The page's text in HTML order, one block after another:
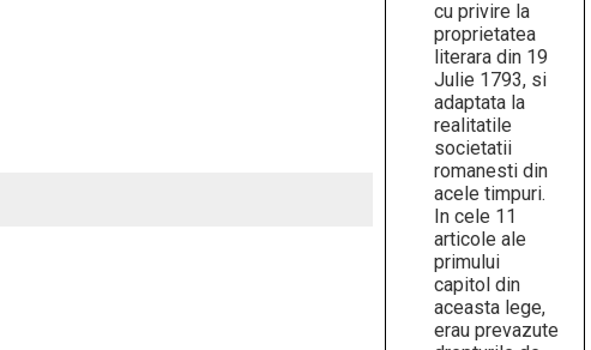
cu privire la
proprietatea
literara din 19
Julie 1793, si
adaptata la
realitatile
societatii
romanesti din
acele timpuri.
In cele 11
articole ale
primului
capitol din
aceasta lege,
erau prevazute